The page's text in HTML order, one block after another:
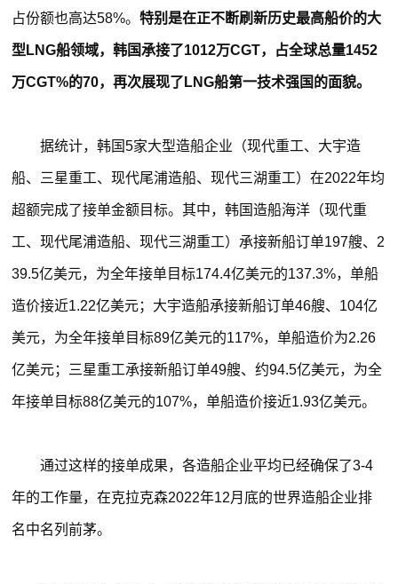
占份额也高达58%。特别是在正不断刷新历史最高船价的大
型LNG船领域，韩国承接了1012万CGT，占全球总量1452
万CGT%的70，再次展现了LNG船第一技术强国的面貌。
据统计，韩国5家大型造船企业（现代重工、大宇造
船、三星重工、现代尾浦造船、现代三湖重工）在2022年均
超额完成了接单金额目标。其中，韩国造船海洋（现代重
工、现代尾浦造船、现代三湖重工）承接新船订单197艘、2
39.5亿美元，为全年接单目标174.4亿美元的137.3%，单船
造价接近1.22亿美元；大宇造船承接新船订单46艘、104亿
美元，为全年接单目标89亿美元的117%，单船造价为2.26
亿美元；三星重工承接新船订单49艘、约94.5亿美元，为全
年接单目标88亿美元的107%，单船造价接近1.93亿美元。
通过这样的接单成果，各造船企业平均已经确保了3-4
年的工作量，在克拉克森2022年12月底的世界造船企业排
名中名列前茅。